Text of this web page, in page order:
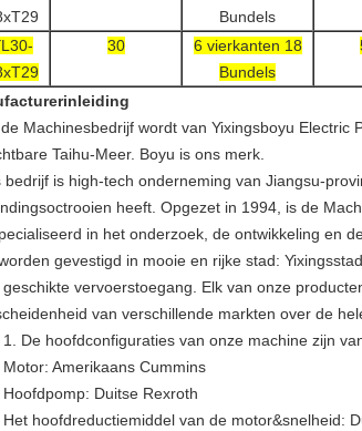
Bundels
30
6 vierkanten 18
Bundels
Machinesbedrijf wordt van Yixingsboyu
Taihu-Meer. Boyu is ons merk.
bedrijf is high-tech onderneming van Jiangsu-
heeft. Opgezet in 1994, is de
in het onderzoek, de ontwikkeling en
gevestigd in mooie en rijke stad:
geschikte vervoerstoegang. Elk van onze
van verschillende markten over de
hoofdconfiguraties van onze machine zijn van
Amerikaans Cummins
Duitse Rexroth
hoofdreductiemiddel van de motor&snelheid: